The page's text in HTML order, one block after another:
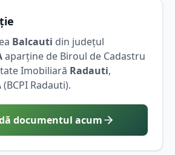
Balcauti din județul
aparține de Biroul de Cadastru
Imobiliară Radauti,
(BCPI Radauti).
documentul acum